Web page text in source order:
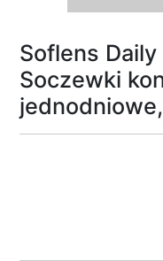
Soflens
Soczewki